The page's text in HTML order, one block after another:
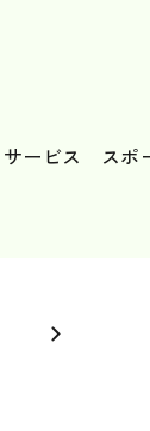
ービス スポ